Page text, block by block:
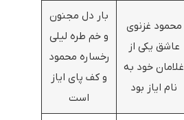
محمود غزنوی
عاشق یکی از
غلامان خود به
نام ایاز بود
بار دل مجنون
و خم طره لیلی
رخساره محمود
و کف پای ایاز
است